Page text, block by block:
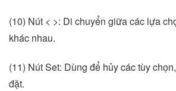
(10) Nút < >: Di chuyển giữa các lựa
khác nhau.
(11) Nút Set: Dùng để hủy các tùy
đặt.